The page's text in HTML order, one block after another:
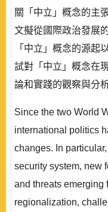
關「中立」概念的主
文擬從國際政治發展
「中立」概念的源起
試對「中立」概念在
論和實踐的觀察與分
Since the two World
international politics
changes. In
security system, new
and threats emerging
regionalization,